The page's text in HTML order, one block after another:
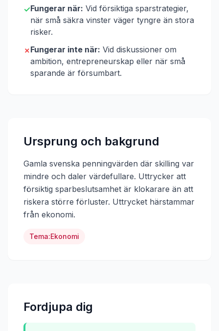
✓Fungerar när: Vid försiktiga sparstrategier,
när små säkra vinster väger tyngre än stora
risker.
✗Fungerar inte när: Vid diskussioner om
ambition, entrepreneurskap eller när små
sparande är försumbart.
Ursprung och bakgrund
Gamla svenska penningvärden där skilling var
mindre och daler värdefullare. Uttrycker att
försiktig sparbeslutsamhet är klokarare än att
riskera större förluster. Uttrycket härstammar
från ekonomi.
Tema:Ekonomi
Fordjupa dig